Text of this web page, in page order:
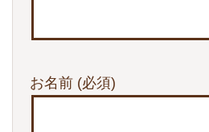
お名前 (必須)